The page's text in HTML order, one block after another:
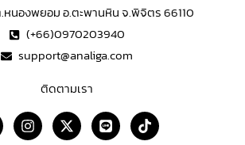
.หนองพยอม อ.ตะพานหิน จ.พิจิตร 66110
(+66)0970203940
support@analiga.com
ติดตามเรา
I
n
X
-
L
i
T
i